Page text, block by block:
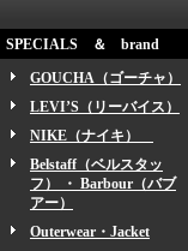
SPECIALS ＆ brand
GOUCHA（ゴーチャ）
LEVI’S（リーバイス）
NIKE（ナイキ）
Belstaff（ベルスタッ
フ） ・ Barbour（バブ
アー）
Outerwear・Jacket